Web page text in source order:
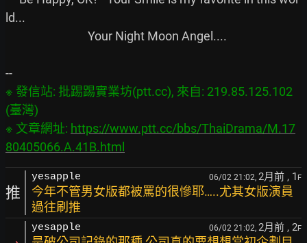
ld...
※ 發信站: 批踢踢實業坊(ptt.cc), 來自: 219.85.125.102
(臺灣)
※ 文章網址: https://www.ptt.cc/bbs/ThaiDrama/M.17
80405066.A.41B.html
推
yesapple 06/02 21:02, 2月前 , 1 F
今年不管男女版都被罵的很慘耶…..尤其女版演員
過往刷推
yesapple 06/02 21:02, 2月前 , 2F